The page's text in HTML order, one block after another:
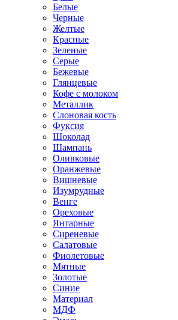
Белые
Черные
Желтые
Красные
Зеленые
Серые
Бежевые
Глянцевые
Кофе с молоком
Металлик
Слоновая кость
Фуксия
Шоколад
Шампань
Оливковые
Оранжевые
Вишневые
Изумрудные
Венге
Ореховые
Янтарные
Сиреневые
Салатовые
Фиолетовые
Мятные
Золотые
Синие
Материал
МДФ